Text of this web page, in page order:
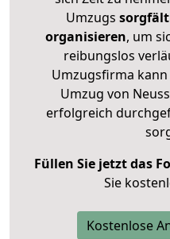
Umzugs
organisieren, um
reibungslos
Umzugsfirma
Umzug von
erfolgreich
Füllen Sie jetzt das
Sie
Kostenlose